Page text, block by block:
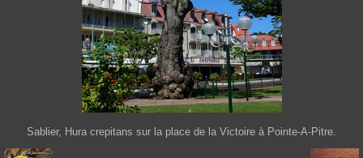
Sablier, Hura crepitans sur la place de la Victoire à Pointe-A-Pitre.